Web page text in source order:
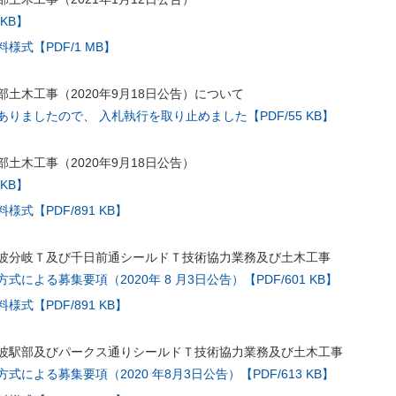
】
様式【PDF/1 MB】
土木工事（2020年9月18日公告）について
りましたので、 入札執行を取り止めました【PDF/55 KB】
土木工事（2020年9月18日公告）
】
様式【PDF/891 KB】
分岐Ｔ及び千日前通シールドＴ技術協力業務及び土木工事
式による募集要項（2020年 8 月3日公告）【PDF/601 KB】
様式【PDF/891 KB】
駅部及びパークス通りシールドＴ技術協力業務及び土木工事
式による募集要項（2020 年8月3日公告）【PDF/613 KB】